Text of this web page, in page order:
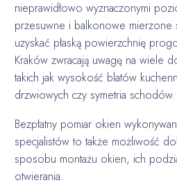
nieprawidłowo wyznaczonymi
przesuwne i balkonowe mierzone
uzyskać płaską powierzchnię
Kraków zwracają uwagę na wiele
takich jak wysokość blatów
drzwiowych czy symetria schodów.
Bezpłatny pomiar okien
specjalistów to także możliwość
sposobu montażu okien, ich
otwierania.